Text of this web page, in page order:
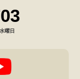
曜日